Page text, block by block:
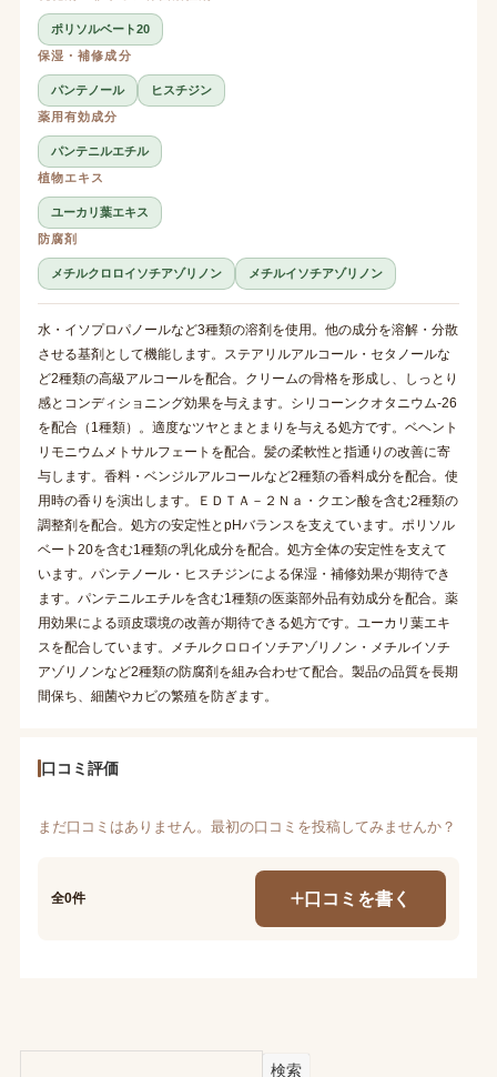
ポリソルベート20
保湿・補修成分
パンテノール
ヒスチジン
薬用有効成分
パンテニルエチル
植物エキス
ユーカリ葉エキス
防腐剤
メチルクロロイソチアゾリノン メチルイソチアゾリノン
水・イソプロパノールなど3種類の溶剤を使用。他の成分を溶解・分散
させる基剤として機能します。ステアリルアルコール・セタノールな
ど2種類の高級アルコールを配合。クリームの骨格を形成し、しっとり
感とコンディショニング効果を与えます。シリコーンクオタニウム-26
を配合（1種類）。適度なツヤとまとまりを与える処方です。ベヘント
リモニウムメトサルフェートを配合。髪の柔軟性と指通りの改善に寄
与します。香料・ベンジルアルコールなど2種類の香料成分を配合。使
用時の香りを演出します。ＥＤＴＡ－２Ｎａ・クエン酸を含む2種類の
調整剤を配合。処方の安定性とpHバランスを支えています。ポリソル
ベート20を含む1種類の乳化成分を配合。処方全体の安定性を支えて
います。パンテノール・ヒスチジンによる保湿・補修効果が期待でき
ます。パンテニルエチルを含む1種類の医薬部外品有効成分を配合。薬
用効果による頭皮環境の改善が期待できる処方です。ユーカリ葉エキ
スを配合しています。メチルクロロイソチアゾリノン・メチルイソチ
アゾリノンなど2種類の防腐剤を組み合わせて配合。製品の品質を長期
間保ち、細菌やカビの繁殖を防ぎます。
口コミ評価
まだ口コミはありません。最初の口コミを投稿してみませんか？
全0件 口コミを書く
検索